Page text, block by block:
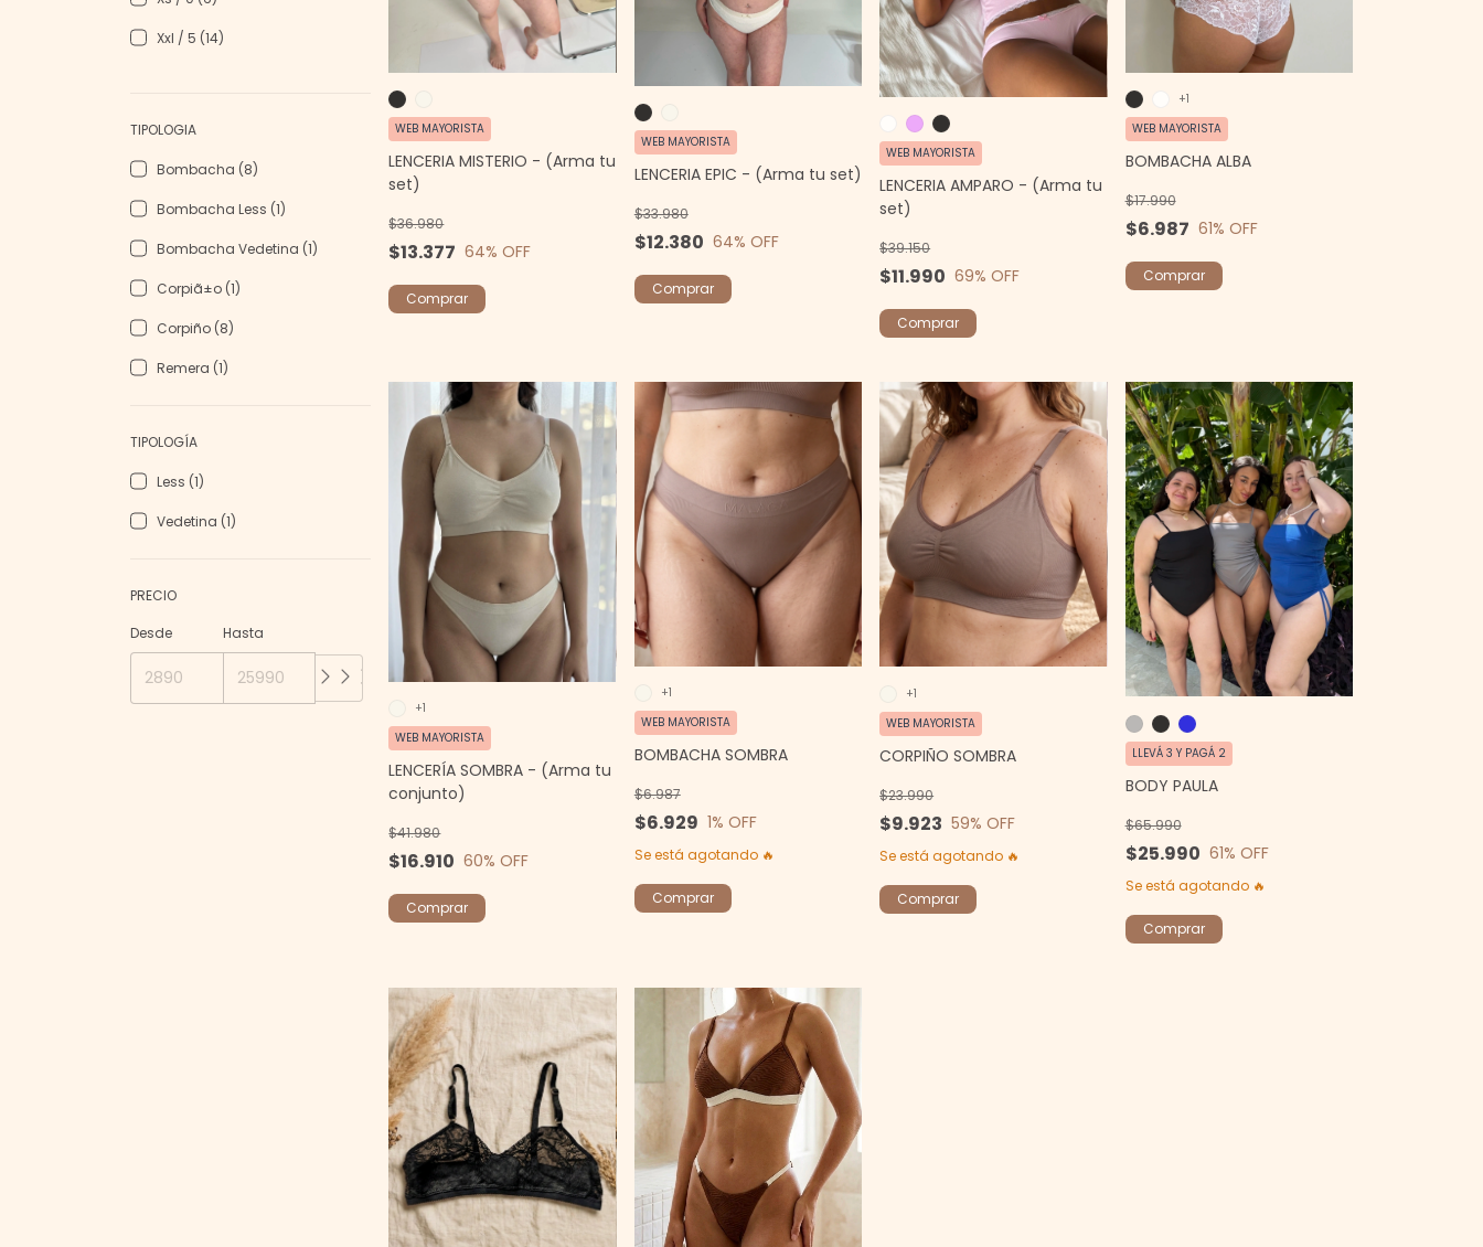
Xxl / 5 (14)
TIPOLOGIA
Bombacha (8)
Bombacha Less (1)
Bombacha Vedetina (1)
Corpiã±o (1)
Corpiño (8)
Remera (1)
TIPOLOGÍA
Less (1)
Vedetina (1)
PRECIO
Desde
Hasta
LENCERIA MISTERIO - (Arma tu
set)
$13.377
$36.980
64% OFF
WEB MAYORISTA
Comprar
LENCERIA EPIC - (Arma tu set)
$12.380
$33.980
64% OFF
WEB MAYORISTA
Comprar
LENCERIA AMPARO - (Arma tu
set)
$11.990
$39.150
69% OFF
WEB MAYORISTA
Comprar
BOMBACHA ALBA
$6.987
$17.990
61% OFF
WEB MAYORISTA
+1
Comprar
LENCERÍA SOMBRA - (Arma tu
conjunto)
$16.910
$41.980
60% OFF
WEB MAYORISTA
+1
Comprar
BOMBACHA SOMBRA
$6.929
$6.987
1% OFF
WEB MAYORISTA
Se está agotando 🔥
+1
Comprar
CORPIÑO SOMBRA
$9.923
$23.990
59% OFF
WEB MAYORISTA
Se está agotando 🔥
+1
Comprar
BODY PAULA
$25.990
$65.990
61% OFF
LLEVÁ 3 Y PAGÁ 2
Se está agotando 🔥
Comprar